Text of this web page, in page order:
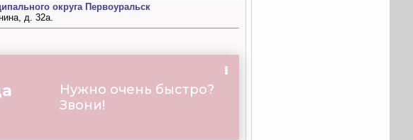
округа Первоуральск
д. 32а.